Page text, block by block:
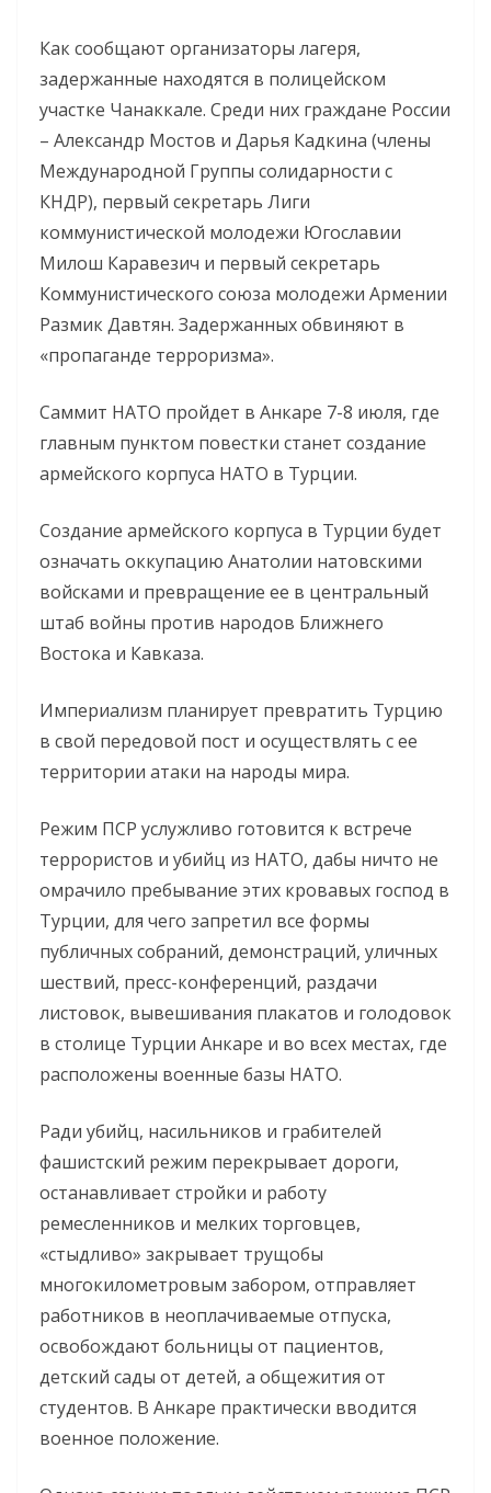
Как сообщают организаторы лагеря,
задержанные находятся в полицейском
участке Чанаккале. Среди них граждане России
– Александр Мостов и Дарья Кадкина (члены
Международной Группы солидарности с
КНДР), первый секретарь Лиги
коммунистической молодежи Югославии
Милош Каравезич и первый секретарь
Коммунистического союза молодежи Армении
Размик Давтян. Задержанных обвиняют в
«пропаганде терроризма».
Саммит НАТО пройдет в Анкаре 7-8 июля, где
главным пунктом повестки станет создание
армейского корпуса НАТО в Турции.
Создание армейского корпуса в Турции будет
означать оккупацию Анатолии натовскими
войсками и превращение ее в центральный
штаб войны против народов Ближнего
Востока и Кавказа.
Империализм планирует превратить Турцию
в свой передовой пост и осуществлять с ее
территории атаки на народы мира.
Режим ПСР услужливо готовится к встрече
террористов и убийц из НАТО, дабы ничто не
омрачило пребывание этих кровавых господ в
Турции, для чего запретил все формы
публичных собраний, демонстраций, уличных
шествий, пресс-конференций, раздачи
листовок, вывешивания плакатов и голодовок
в столице Турции Анкаре и во всех местах, где
расположены военные базы НАТО.
Ради убийц, насильников и грабителей
фашистский режим перекрывает дороги,
останавливает стройки и работу
ремесленников и мелких торговцев,
«стыдливо» закрывает трущобы
многокилометровым забором, отправляет
работников в неоплачиваемые отпуска,
освобождают больницы от пациентов,
детский сады от детей, а общежития от
студентов. В Анкаре практически вводится
военное положение.